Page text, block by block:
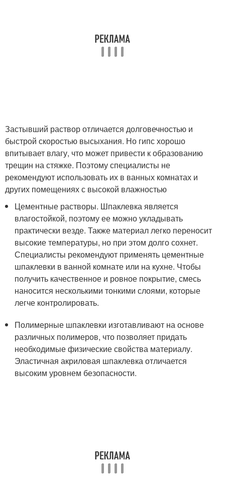
Застывший раствор отличается долговечностью и
быстрой скоростью высыхания. Но гипс хорошо
впитывает влагу, что может привести к образованию
трещин на стяжке. Поэтому специалисты не
рекомендуют использовать их в ванных комнатах и
других помещениях с высокой влажностью
Цементные растворы. Шпаклевка является
влагостойкой, поэтому ее можно укладывать
практически везде. Также материал легко переносит
высокие температуры, но при этом долго сохнет.
Специалисты рекомендуют применять цементные
шпаклевки в ванной комнате или на кухне. Чтобы
получить качественное и ровное покрытие, смесь
наносится несколькими тонкими слоями, которые
легче контролировать.
Полимерные шпаклевки изготавливают на основе
различных полимеров, что позволяет придать
необходимые физические свойства материалу.
Эластичная акриловая шпаклевка отличается
высоким уровнем безопасности.